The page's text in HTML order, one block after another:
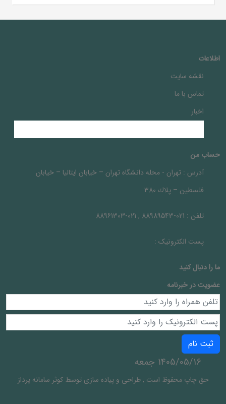
اطلاعات
نقشه سایت
تماس با ما
اخبار
حساب من
آدرس : تهران - محله دانشگاه تهران – خيابان ايتاليا – خيابان
فلسطين – پلاك 380
تلفن : 021-88989543 , 021-88961303
پست الکترونیک :
ما را دنبال کنيد
عضویت در خبرنامه
ثبت نام
1405/05/16 جمعه
حق چاپ محفوظ است ,طراحی و پیاده سازی توسطکوثر سامانه پرداز